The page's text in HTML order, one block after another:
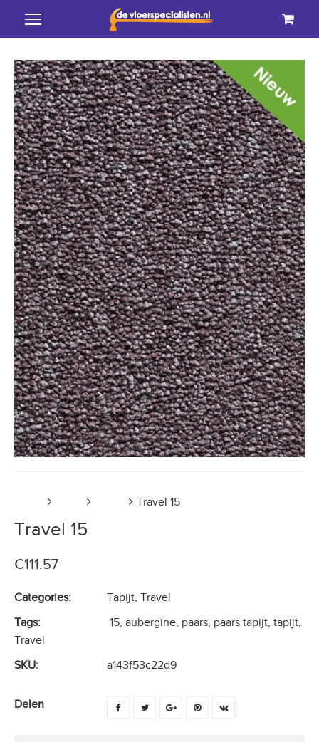
Travel 15
Travel 15
€111.57
Categories: Tapijt, Travel
Tags:
15, aubergine, paars, paars tapijt, tapijt,
Travel
SKU:
a143f53c22d9
Delen